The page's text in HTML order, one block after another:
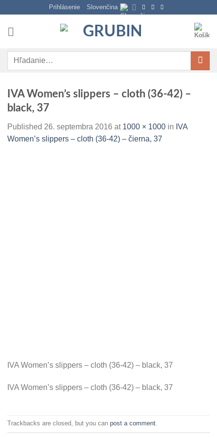
content
Prihlásenie Slovenčina
Hľadať:
IVA Women’s slippers – cloth (36-42) –
black, 37
Published 26. septembra 2016 at 1000 × 1000 in IVA
Women’s slippers – cloth (36-42) – čierna, 37
IVA Women’s slippers – cloth (36-42) – black, 37
IVA Women’s slippers – cloth (36-42) – black, 37
Trackbacks are closed, but you can post a comment.